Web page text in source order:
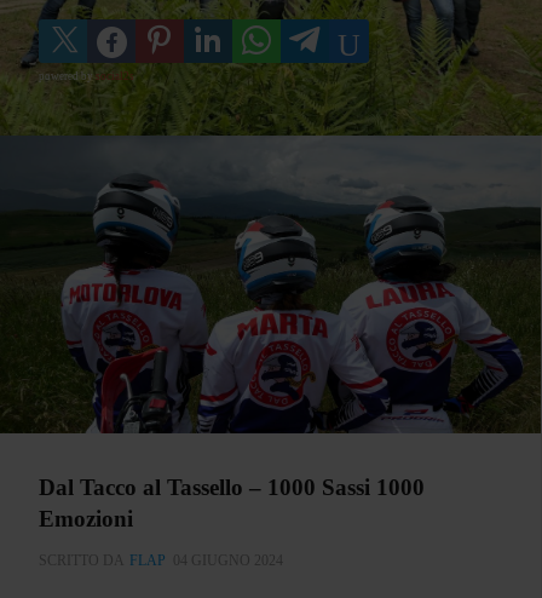
powered by social2s
Dal Tacco al Tassello – 1000 Sassi 1000
Emozioni
SCRITTO DA FLAP 04 GIUGNO 2024